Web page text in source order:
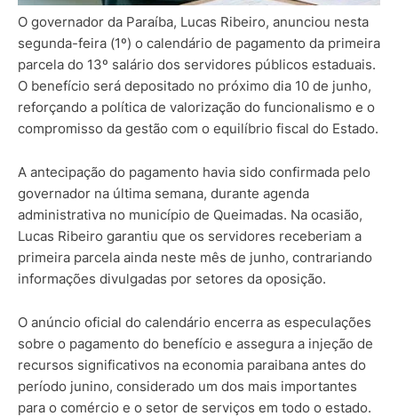
O governador da Paraíba, Lucas Ribeiro, anunciou nesta
segunda-feira (1º) o calendário de pagamento da primeira
parcela do 13º salário dos servidores públicos estaduais.
O benefício será depositado no próximo dia 10 de junho,
reforçando a política de valorização do funcionalismo e o
compromisso da gestão com o equilíbrio fiscal do Estado.
A antecipação do pagamento havia sido confirmada pelo
governador na última semana, durante agenda
administrativa no município de Queimadas. Na ocasião,
Lucas Ribeiro garantiu que os servidores receberiam a
primeira parcela ainda neste mês de junho, contrariando
informações divulgadas por setores da oposição.
O anúncio oficial do calendário encerra as especulações
sobre o pagamento do benefício e assegura a injeção de
recursos significativos na economia paraibana antes do
período junino, considerado um dos mais importantes
para o comércio e o setor de serviços em todo o estado.